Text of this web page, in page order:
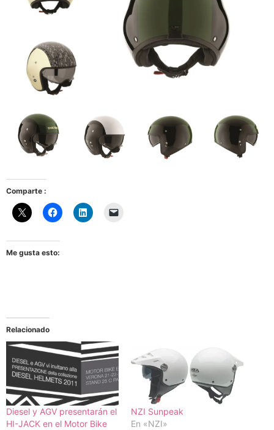
Comparte :
Me gusta esto:
Relacionado
Diesel y AGV presentarán el
HI-JACK en el Motor Bike
NZI Sunpeak
En «NZI»